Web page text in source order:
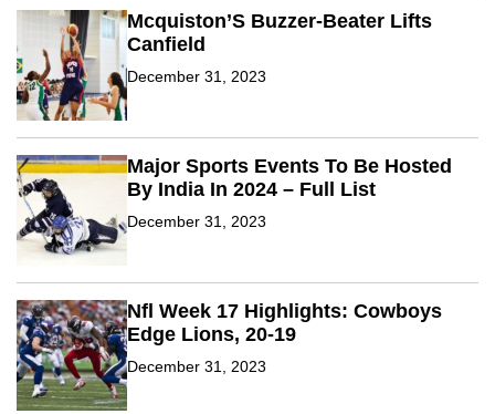
Mcquiston’S Buzzer-Beater Lifts
Canfield
December 31, 2023
Major Sports Events To Be Hosted
By India In 2024 – Full List
December 31, 2023
Nfl Week 17 Highlights: Cowboys
Edge Lions, 20-19
December 31, 2023